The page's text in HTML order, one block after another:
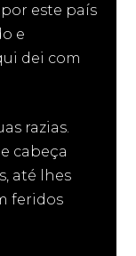
este país
e
dei com
razias.
cabeça
até lhes
feridos